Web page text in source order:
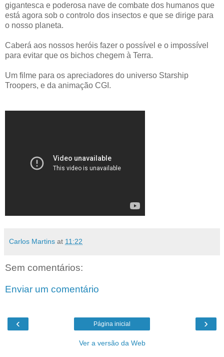
gigantesca e poderosa nave de combate dos humanos que
está agora sob o controlo dos insectos e que se dirige para
o nosso planeta.
Caberá aos nossos heróis fazer o possível e o impossível
para evitar que os bichos chegem à Terra.
Um filme para os apreciadores do universo Starship
Troopers, e da animação CGI.
Carlos Martins at 11:22
Sem comentários:
Enviar um comentário
‹ ›
Página inicial
Ver a versão da Web